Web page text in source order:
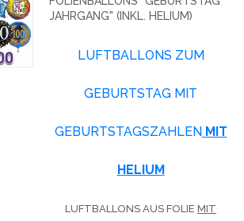
JAHRGANG" (INKL. HELIUM)
LUFTBALLONS ZUM
GEBURTSTAG MIT
GEBURTSTAGSZAHLENMIT
HELIUM
LUFTBALLONS AUS FOLIEMIT